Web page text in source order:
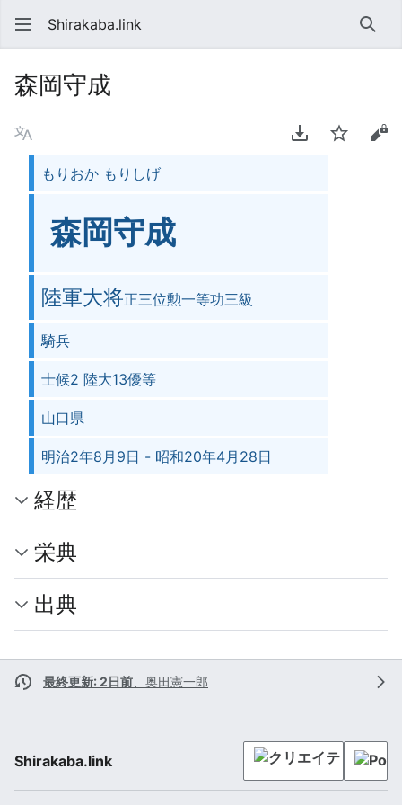
Shirakaba.link 検索
森岡守成
言語 PDFをダウンロ
ウォッチソ
もりおか もりしげ
森岡守成󠄁
陸軍大将正三位勲一等功三級
騎兵
士候2 陸大13優等
山口県
明治2年8月9日 - 昭和20年4月28日
経歴
栄典
出典
最終更新: 2日前 奥田憲一郎
Shirakaba.link